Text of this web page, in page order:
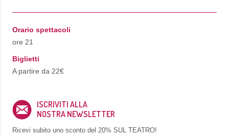
Orario spettacoli
ore 21
Biglietti
A partire da 22€
ISCRIVITI ALLA
NOSTRA NEWSLETTER
Ricevi subito uno sconto del 20% SUL TEATRO!